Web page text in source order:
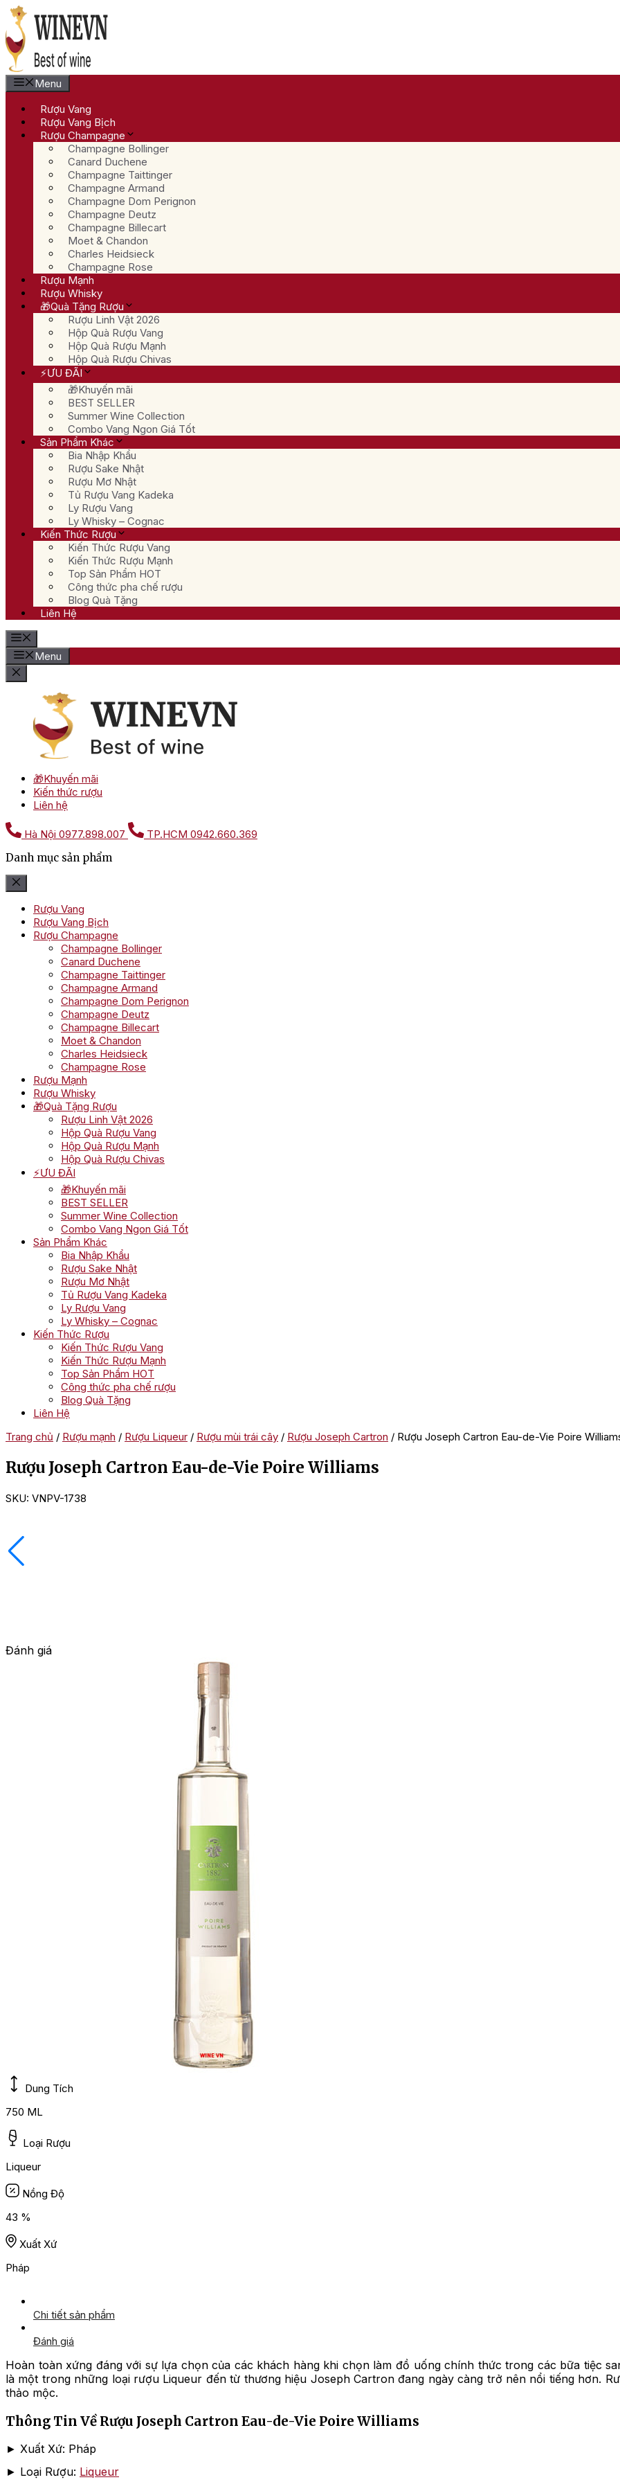
Chuyển
đến
nội
dung
Menu
Rượu Vang
Rượu Vang Bịch
Rượu Champagne
Champagne Bollinger
Canard Duchene
Champagne Taittinger
Champagne Armand
Champagne Dom Perignon
Champagne Deutz
Champagne Billecart
Moet & Chandon
Charles Heidsieck
Champagne Rose
Rượu Mạnh
Rượu Whisky
🎁Quà Tặng Rượu
Rượu Linh Vật 2026
Hộp Quà Rượu Vang
Hộp Quà Rượu Mạnh
Hộp Quà Rượu Chivas
⚡ƯU ĐÃI
🎁Khuyến mãi
BEST SELLER
Summer Wine Collection
Combo Vang Ngon Giá Tốt
Sản Phẩm Khác
Bia Nhập Khẩu
Rượu Sake Nhật
Rượu Mơ Nhật
Tủ Rượu Vang Kadeka
Ly Rượu Vang
Ly Whisky – Cognac
Kiến Thức Rượu
Kiến Thức Rượu Vang
Kiến Thức Rượu Mạnh
Top Sản Phẩm HOT
Công thức pha chế rượu
Blog Quà Tặng
Liên Hệ
Menu
🎁Khuyến mãi
Kiến thức rượu
Liên hệ
Hà Nội 0977.898.007 TP.HCM 0942.660.369
Danh mục sản phẩm
Rượu Vang
Rượu Vang Bịch
Rượu Champagne
Champagne Bollinger
Canard Duchene
Champagne Taittinger
Champagne Armand
Champagne Dom Perignon
Champagne Deutz
Champagne Billecart
Moet & Chandon
Charles Heidsieck
Champagne Rose
Rượu Mạnh
Rượu Whisky
🎁Quà Tặng Rượu
Rượu Linh Vật 2026
Hộp Quà Rượu Vang
Hộp Quà Rượu Mạnh
Hộp Quà Rượu Chivas
⚡ƯU ĐÃI
🎁Khuyến mãi
BEST SELLER
Summer Wine Collection
Combo Vang Ngon Giá Tốt
Sản Phẩm Khác
Bia Nhập Khẩu
Rượu Sake Nhật
Rượu Mơ Nhật
Tủ Rượu Vang Kadeka
Ly Rượu Vang
Ly Whisky – Cognac
Kiến Thức Rượu
Kiến Thức Rượu Vang
Kiến Thức Rượu Mạnh
Top Sản Phẩm HOT
Công thức pha chế rượu
Blog Quà Tặng
Liên Hệ
Trang chủ / Rượu mạnh / Rượu Liqueur / Rượu mùi trái cây / Rượu Joseph Cartron / Rượu Joseph Cartron Eau-de-Vie Poire
Rượu Joseph Cartron Eau-de-Vie Poire Williams
SKU: VNPV-1738
Đánh giá
Dung Tích
750 ML
Loại Rượu
Liqueur
Nồng Độ
43 %
Xuất Xứ
Pháp
Chi tiết sản phẩm
Đánh giá
Hoàn toàn xứng đáng với sự lựa chọn của các khách hàng khi chọn làm đồ uống chính thức trong các bữa tiệc
là một trong những loại rượu Liqueur đến từ thương hiệu Joseph Cartron đang ngày càng trở nên nổi tiếng hơn.
thảo mộc.
Thông Tin Về Rượu Joseph Cartron Eau-de-Vie Poire Williams
► Xuất Xứ: Pháp
► Loại Rượu: Liqueur